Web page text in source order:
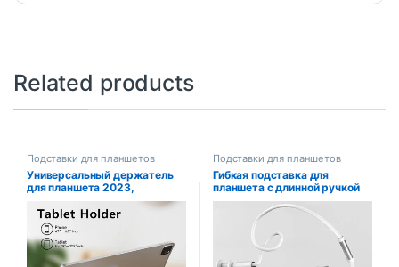
Related products
Подставки для планшетов
Универсальный держатель
для планшета 2023,
настольный складной
простой, удобный для
переноски, фиксированная
подставка для мобильного
телефона для iPad, Samsung,
Xiaomi, подставка
Подставки для планшетов
Гибкая подставка для
планшета с длинной ручкой
для кровати, стола, 5-11
дюймов, поддержка
планшета для телефона
Xiaomi Huawei Samsung
Teclast, подставка для
планшета iPad